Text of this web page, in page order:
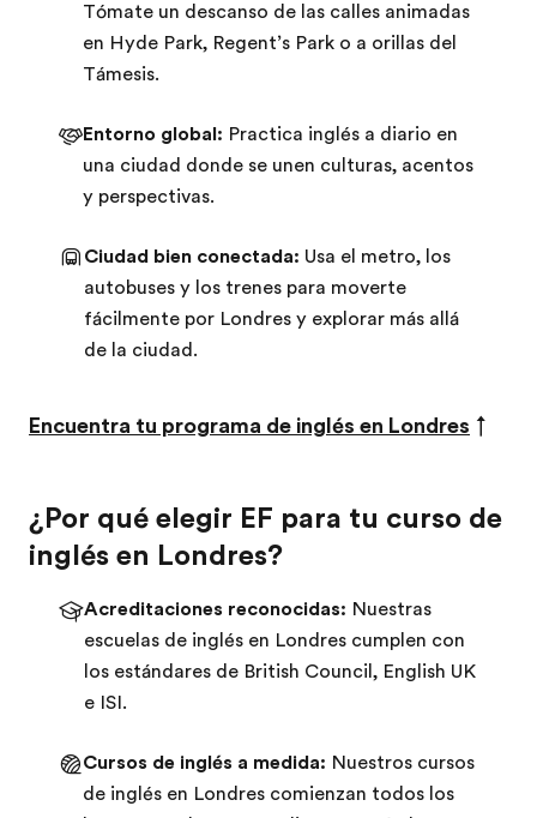
Tómate un descanso de las calles animadas
en Hyde Park, Regent’s Park o a orillas del
Támesis.
Entorno global: Practica inglés a diario en
una ciudad donde se unen culturas, acentos
y perspectivas.
Ciudad bien conectada: Usa el metro, los
autobuses y los trenes para moverte
fácilmente por Londres y explorar más allá
de la ciudad.
Encuentra tu programa de inglés en Londres ↑
¿Por qué elegir EF para tu curso de
inglés en Londres?
Acreditaciones reconocidas: Nuestras
escuelas de inglés en Londres cumplen con
los estándares de British Council, English UK
e ISI.
Cursos de inglés a medida: Nuestros cursos
de inglés en Londres comienzan todos los